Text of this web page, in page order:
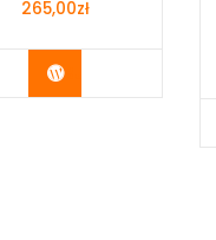
265,00zł
Buy Now